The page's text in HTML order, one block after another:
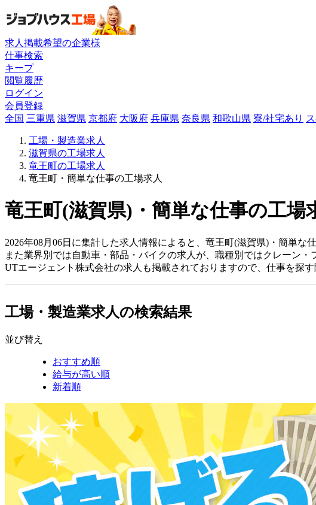
求人掲載希望の企業様
仕事検索
キープ
閲覧履歴
ログイン
会員登録
全国 三重県 滋賀県 京都府 大阪府 兵庫県 奈良県 和歌山県 寮/社宅あり
工場・製造業求人
滋賀県の工場求人
竜王町の工場求人
竜王町・簡単な仕事の工場求人
竜王町(滋賀県)・簡単な仕事の工場
2026年08月06日に集計した求人情報によると、竜王町(滋賀県)・簡単な
また業界別では自動車・部品・バイクの求人が、職種別ではクレーン
UTエージェント株式会社の求人も掲載されておりますので、仕事を探す
工場・製造業求人の検索結果
並び替え
おすすめ順
給与が高い順
新着順